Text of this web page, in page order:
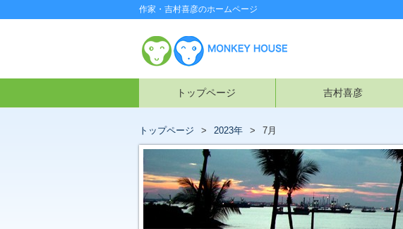
作家・吉村喜彦のホームページ
トップページ 吉村喜彦
トップページ 2023年 7月